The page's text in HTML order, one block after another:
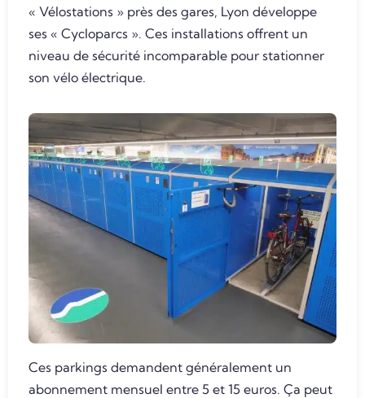
« Vélostations » près des gares, Lyon développe
ses « Cycloparcs ». Ces installations offrent un
niveau de sécurité incomparable pour stationner
son vélo électrique.
Ces parkings demandent généralement un
abonnement mensuel entre 5 et 15 euros. Ça peut